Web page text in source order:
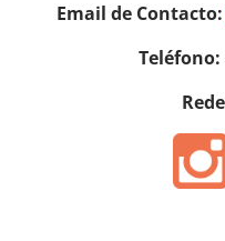
Email de Contacto:
Teléfono: